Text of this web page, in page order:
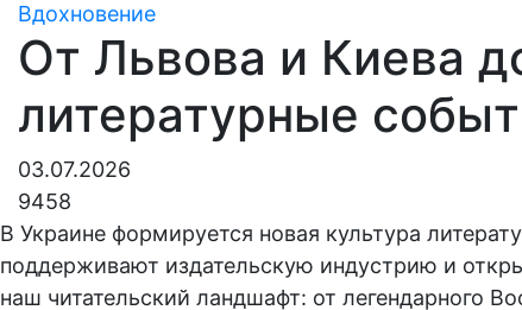
Вдохновение
От Львова и Киева
литературные
03.07.2026
9458
В Украине формируется новая культура
поддерживают издательскую индустрию и
наш читательский ландшафт: от легендарного